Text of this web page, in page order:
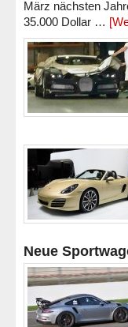
März nächsten
35.000 Dollar …
Neue